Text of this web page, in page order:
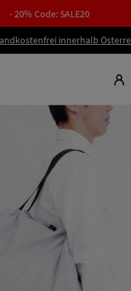
- 20% Code: SALE20
innerhalb